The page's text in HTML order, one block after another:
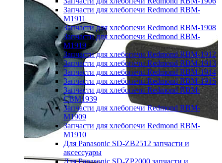
Запчасти для хлебопечи Redmond RBM-
M1911
Запчасти для хлебопечи Redmond RBM-1908
Запчасти для хлебопечи Redmond RBM-
M1919
Запчасти для хлебопечи Redmond RBM-1912
Запчасти для хлебопечи Redmond RBM-1913
Запчасти для хлебопечи Redmond RBM-1914
Запчасти для хлебопечи Redmond RBM-1915
Запчасти для хлебопечи Redmond RBM-
CBM1939
Запчасти для хлебопечи Redmond RBM-
M1909
Запчасти для хлебопечи Redmond RBM-
M1910
Для Panasonic SD-ZB2512 запчасти и
аксессуары
Для Panasonic SD-ZP2000 запчасти и